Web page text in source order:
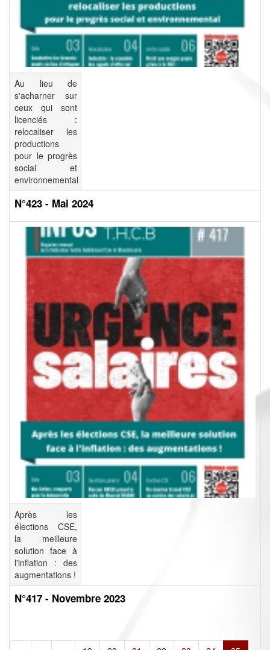
Au lieu de
s'acharner sur
ceux qui sont
licenciés :
relocaliser les
productions
pour le progrès
social et
environnemental
N°423 - Mai 2024
Après les
élections CSE,
la meilleure
solution face à
l'inflation : des
augmentations !
N°417 - Novembre 2023